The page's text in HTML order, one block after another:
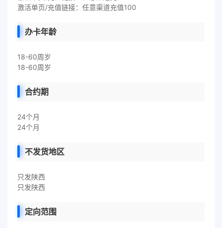
激活单页/充值链接：任意渠道充值100
办卡年龄
18-60周岁
18-60周岁
合约期
24个月
24个月
不发货地区
只发陕西
只发陕西
定向范围